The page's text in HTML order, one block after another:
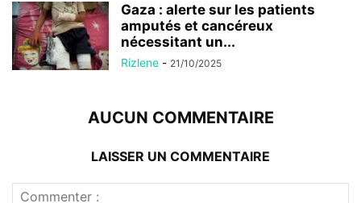
Gaza : alerte sur les patients
amputés et cancéreux
nécessitant un...
Rizlene - 21/10/2025
AUCUN COMMENTAIRE
LAISSER UN COMMENTAIRE